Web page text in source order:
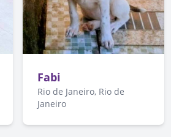
Fabi
Rio de Janeiro, Rio de
Janeiro